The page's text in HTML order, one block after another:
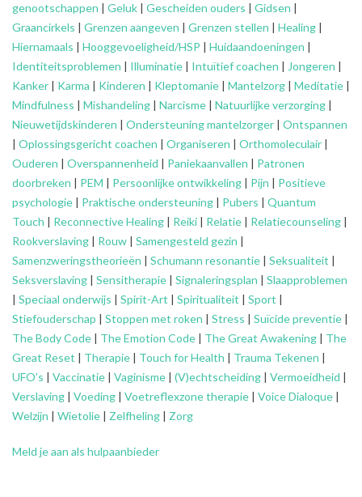
genootschappen | Geluk | Gescheiden ouders | Gidsen |
Graancirkels | Grenzen aangeven | Grenzen stellen | Healing |
Hiernamaals | Hooggevoeligheid/HSP | Huidaandoeningen |
Identiteitsproblemen | Illuminatie | Intuïtief coachen | Jongeren |
Kanker | Karma | Kinderen | Kleptomanie | Mantelzorg | Meditatie |
Mindfulness | Mishandeling | Narcisme | Natuurlijke verzorging |
Nieuwetijdskinderen | Ondersteuningmantelzorger | Ontspannen
| Oplossingsgericht coachen | Organiseren | Orthomoleculair |
Ouderen | Overspannenheid | Paniekaanvallen | Patronen
doorbreken | PEM | Persoonlijke ontwikkeling | Pijn | Positieve
psychologie | Praktische ondersteuning | Pubers | Quantum
Touch | Reconnective Healing | Reiki | Relatie | Relatiecounseling |
Rookverslaving | Rouw | Samengesteld gezin |
Samenzweringstheorieën | Schumann resonantie | Seksualiteit |
Seksverslaving | Sensitherapie | Signaleringsplan | Slaapproblemen
| Speciaal onderwijs | Spirit-Art | Spiritualiteit | Sport |
Stiefouderschap | Stoppen met roken | Stress | Suïcide preventie |
The Body Code | The Emotion Code | The Great Awakening | The
Great Reset | Therapie | Touch for Health | Trauma Tekenen |
UFO’s | Vaccinatie | Vaginisme | (V)echtscheiding | Vermoeidheid |
Verslaving | Voeding | Voetreflexzone therapie | Voice Dialoque |
Welzijn | Wietolie | Zelfheling | Zorg
Meld je aan als hulpaanbieder